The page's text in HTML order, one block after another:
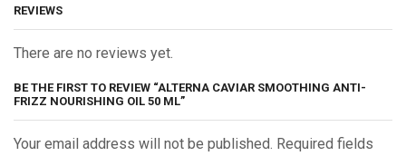
REVIEWS
There are no reviews yet.
BE THE FIRST TO REVIEW “ALTERNA CAVIAR SMOOTHING ANTI-
FRIZZ NOURISHING OIL 50 ML”
Your email address will not be published. Required fields